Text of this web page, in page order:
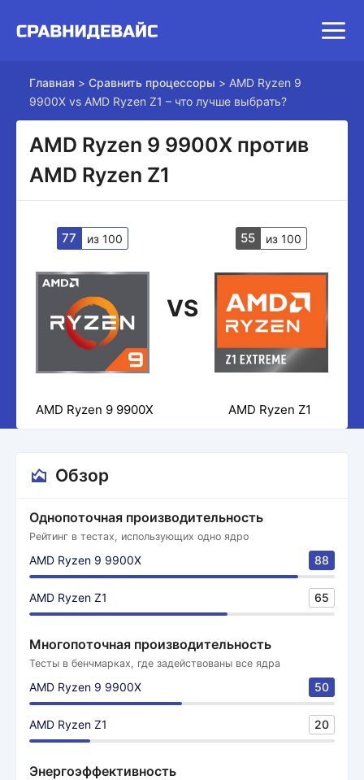
Главная > Сравнить процессоры > AMD Ryzen 9
9900X vs AMD Ryzen Z1 – что лучше выбрать?
AMD Ryzen 9 9900X против
AMD Ryzen Z1
77 из 100
VS
55 из 100
AMD Ryzen 9 9900X AMD Ryzen Z1
Обзор
Однопоточная производительность
Рейтинг в тестах, использующих одно ядро
AMD Ryzen 9 9900X 88
AMD Ryzen Z1 65
Многопоточная производительность
Тесты в бенчмарках, где задействованы все ядра
AMD Ryzen 9 9900X 50
AMD Ryzen Z1 20
Энергоэффективность